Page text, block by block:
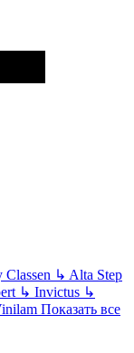
↳ Alta Step
↳ Invictus ↳
Показать все